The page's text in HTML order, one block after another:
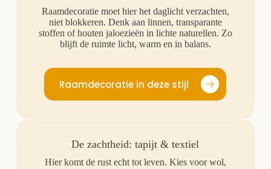
Raamdecoratie moet hier het daglicht verzachten,
niet blokkeren. Denk aan linnen, transparante
stoffen of houten jaloezieën in lichte naturellen. Zo
blijft de ruimte licht, warm en in balans.
Raamdecoratie in deze stijl
De zachtheid: tapijt & textiel
Hier komt de rust echt tot leven. Kies voor wol,